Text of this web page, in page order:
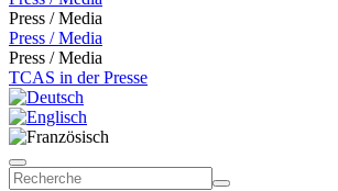
Press / Media
Press / Media
Press / Media
TCAS in der Presse